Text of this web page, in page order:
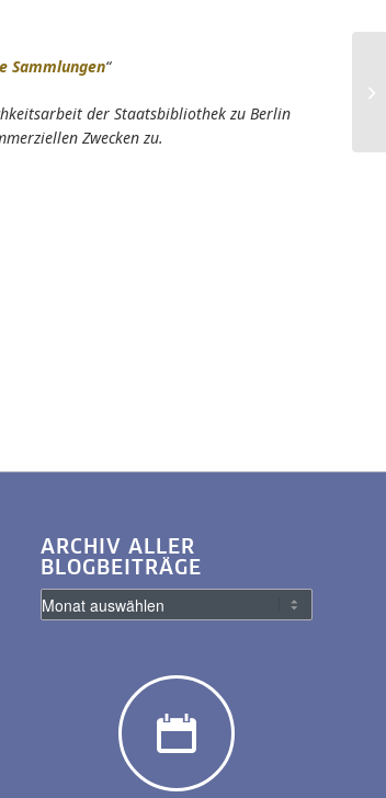
Sammlungen“
der Staatsbibliothek zu Berlin
Zwecken zu.
ARCHIV ALLER
BLOGBEITRÄGE